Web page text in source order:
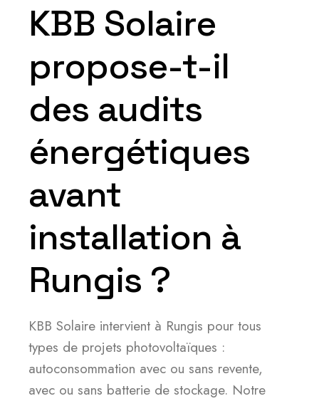
KBB Solaire
propose-t-il
des audits
énergétiques
avant
installation à
Rungis ?
KBB Solaire intervient à Rungis pour tous
types de projets photovoltaïques :
autoconsommation avec ou sans revente,
avec ou sans batterie de stockage. Notre